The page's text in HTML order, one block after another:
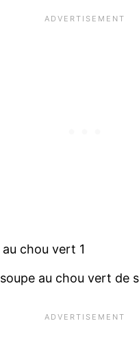
soupe au chou vert de